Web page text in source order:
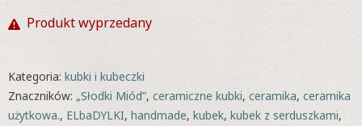
Produkt wyprzedany
Kategoria: kubki i kubeczki
Znaczników: „Słodki Miód”, ceramiczne kubki, ceramika, ceramika
użytkowa., ELbaDYLKI, handmade, kubek, kubek z serduszkami,